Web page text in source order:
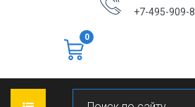
+7-495-909-
0